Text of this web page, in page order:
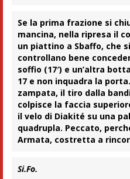
Se la prima frazione si
mancina, nella ripresa il
un piattino a Sbaffo, che
controllano bene
soffio (17′) e un’altra
17 e non inquadra la
zampata, il tiro dalla
colpisce la faccia
il velo di Diakité su una
quadrupla. Peccato,
Armata, costretta a
Si.Fo.